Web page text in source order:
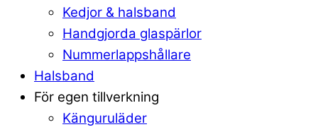
Kedjor & halsband
Handgjorda glaspärlor
Nummerlappshållare
Halsband
För egen tillverkning
Känguruläder